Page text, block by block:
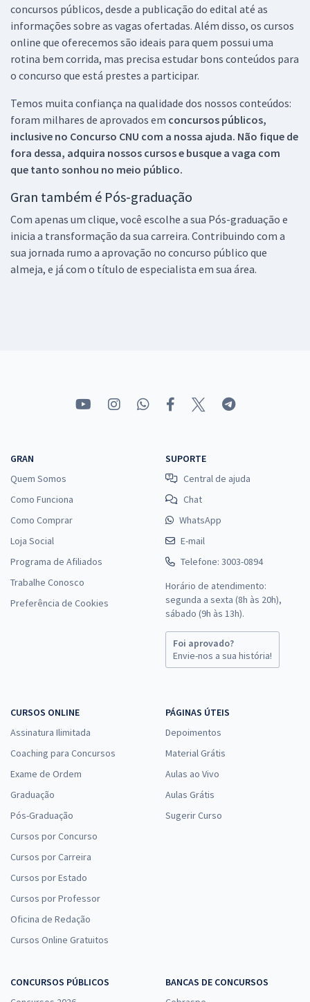
concursos públicos, desde a publicação do edital até as
informações sobre as vagas ofertadas. Além disso, os cursos
online que oferecemos são ideais para quem possui uma
rotina bem corrida, mas precisa estudar bons conteúdos para
o concurso que está prestes a participar.
Temos muita confiança na qualidade dos nossos conteúdos:
foram milhares de aprovados em concursos públicos,
inclusive no Concurso CNU com a nossa ajuda. Não fique de
fora dessa, adquira nossos cursos e busque a vaga com
que tanto sonhou no meio público.
Gran também é Pós-graduação
Com apenas um clique, você escolhe a sua Pós-graduação e
inicia a transformação da sua carreira. Contribuindo com a
sua jornada rumo a aprovação no concurso público que
almeja, e já com o título de especialista em sua área.
GRAN
Quem Somos
Como Funciona
Como Comprar
Loja Social
Programa de Afiliados
Trabalhe Conosco
Preferência de Cookies
SUPORTE
Central de ajuda
Chat
WhatsApp
E-mail
Telefone: 3003-0894
Horário de atendimento:
segunda a sexta (8h às 20h),
sábado (9h às 13h).
Foi aprovado?
Envie-nos a sua história!
CURSOS ONLINE
Assinatura Ilimitada
Coaching para Concursos
Exame de Ordem
Graduação
Pós-Graduação
Cursos por Concurso
Cursos por Carreira
Cursos por Estado
Cursos por Professor
Oficina de Redação
Cursos Online Gratuitos
PÁGINAS ÚTEIS
Depoimentos
Material Grátis
Aulas ao Vivo
Aulas Grátis
Sugerir Curso
CONCURSOS PÚBLICOS
BANCAS DE CONCURSOS